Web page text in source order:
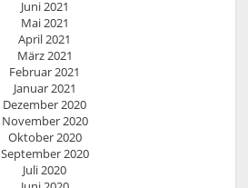
Juni 2021
Mai 2021
April 2021
März 2021
Februar 2021
Januar 2021
Dezember 2020
November 2020
Oktober 2020
September 2020
Juli 2020